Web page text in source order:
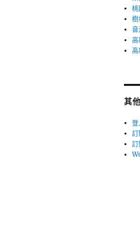
桃
樹
音
高
高
其
登
訂
訂